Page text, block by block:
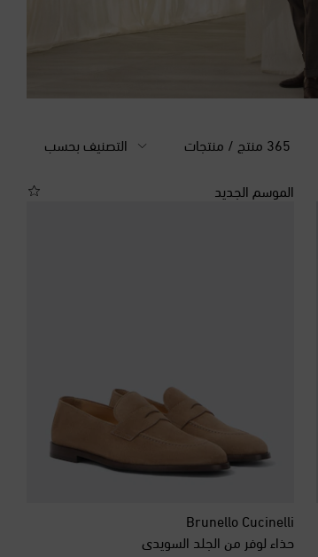
365 منتج / منتجات
التصنيف بحسب
الموسم الجديد
Brunello Cucinelli
حذاء لوفر من الجلد السويدي